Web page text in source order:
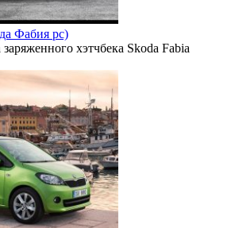
Фабия рс)
хэтчбека Skoda Fabia